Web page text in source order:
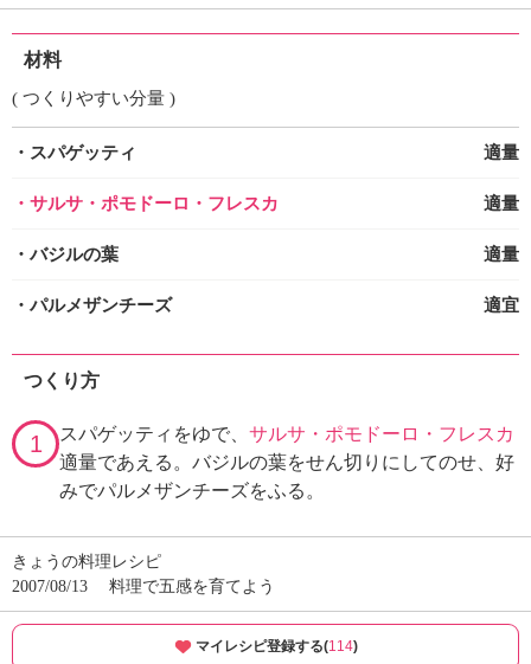
材料
( つくりやすい分量 )
・スパゲッティ 適量
・サルサ・ポモドーロ・フレスカ 適量
・バジルの葉 適量
・パルメザンチーズ 適宜
つくり方
1 スパゲッティをゆで、 サルサ・ポモドーロ・フレスカ
適量であえる。バジルの葉をせん切りにしてのせ、好
みでパルメザンチーズをふる。
きょうの料理レシピ
2007/08/13
料理で五感を育てよう
マイレシピ登録する(114)